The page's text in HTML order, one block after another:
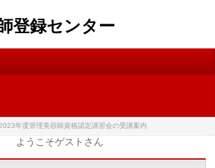
登録センター
年度管理美容師資格認定講習会の受講案内
ようこそゲストさん